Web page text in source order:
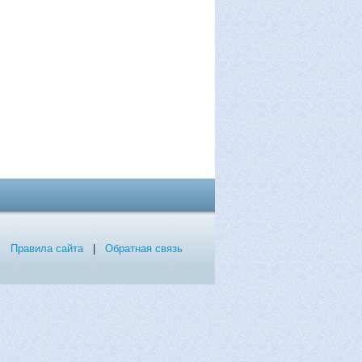
Правила сайта| Обратная связь